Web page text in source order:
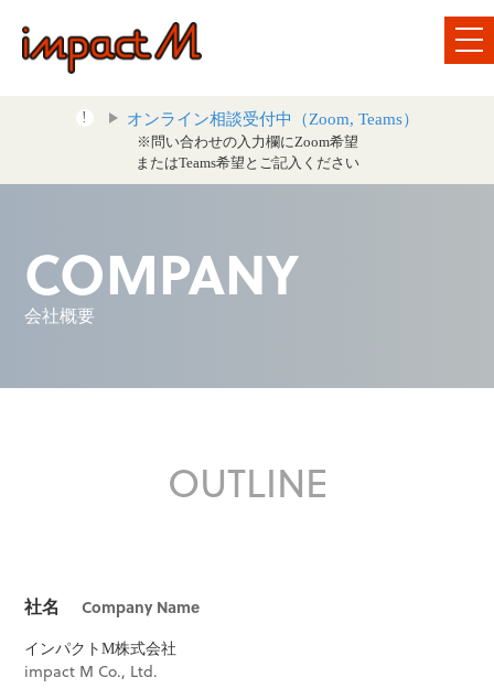
オンライン相談受付中（Zoom, Teams）
※問い合わせの入力欄にZoom希望
またはTeams希望とご記入ください
COMPANY
会社概要
OUTLINE
社名 Company Name
インパクトM株式会社
impact M Co., Ltd.